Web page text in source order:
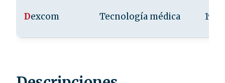
Dexcom Tecnología médica 1999